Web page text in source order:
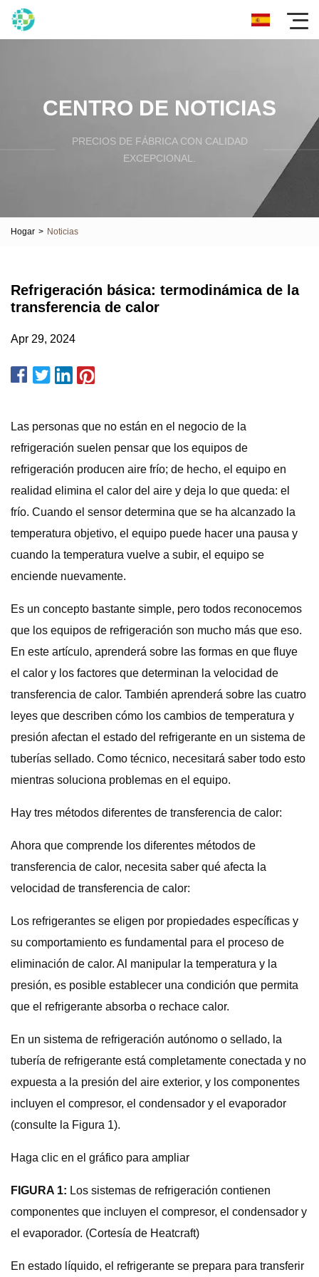
CENTRO DE NOTICIAS
PRECIOS DE FÁBRICA CON CALIDAD
EXCEPCIONAL.
Hogar > Noticias
Refrigeración básica: termodinámica de la
transferencia de calor
Apr 29, 2024
Las personas que no están en el negocio de la
refrigeración suelen pensar que los equipos de
refrigeración producen aire frío; de hecho, el equipo en
realidad elimina el calor del aire y deja lo que queda: el
frío. Cuando el sensor determina que se ha alcanzado la
temperatura objetivo, el equipo puede hacer una pausa y
cuando la temperatura vuelve a subir, el equipo se
enciende nuevamente.
Es un concepto bastante simple, pero todos reconocemos
que los equipos de refrigeración son mucho más que eso.
En este artículo, aprenderá sobre las formas en que fluye
el calor y los factores que determinan la velocidad de
transferencia de calor. También aprenderá sobre las cuatro
leyes que describen cómo los cambios de temperatura y
presión afectan el estado del refrigerante en un sistema de
tuberías sellado. Como técnico, necesitará saber todo esto
mientras soluciona problemas en el equipo.
Hay tres métodos diferentes de transferencia de calor:
Ahora que comprende los diferentes métodos de
transferencia de calor, necesita saber qué afecta la
velocidad de transferencia de calor:
Los refrigerantes se eligen por propiedades específicas y
su comportamiento es fundamental para el proceso de
eliminación de calor. Al manipular la temperatura y la
presión, es posible establecer una condición que permita
que el refrigerante absorba o rechace calor.
En un sistema de refrigeración autónomo o sellado, la
tubería de refrigerante está completamente conectada y no
expuesta a la presión del aire exterior, y los componentes
incluyen el compresor, el condensador y el evaporador
(consulte la Figura 1).
Haga clic en el gráfico para ampliar
FIGURA 1: Los sistemas de refrigeración contienen
componentes que incluyen el compresor, el condensador y
el evaporador. (Cortesía de Heatcraft)
En estado líquido, el refrigerante se prepara para transferir